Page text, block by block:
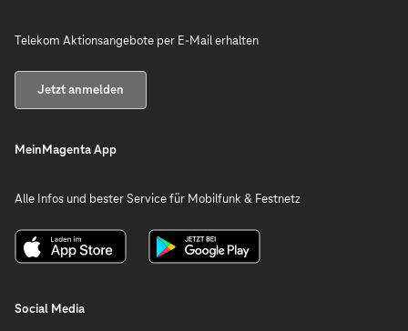
Telekom Aktionsangebote per E-Mail erhalten
Jetzt anmelden
MeinMagenta App
Alle Infos und bester Service für Mobilfunk & Festnetz
Social Media